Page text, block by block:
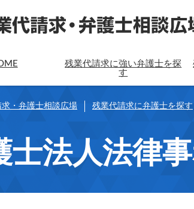
残業代請求に強い弁護士を探
す
・弁護士相談広場 残業代請求に弁護士を探す
士法人法律